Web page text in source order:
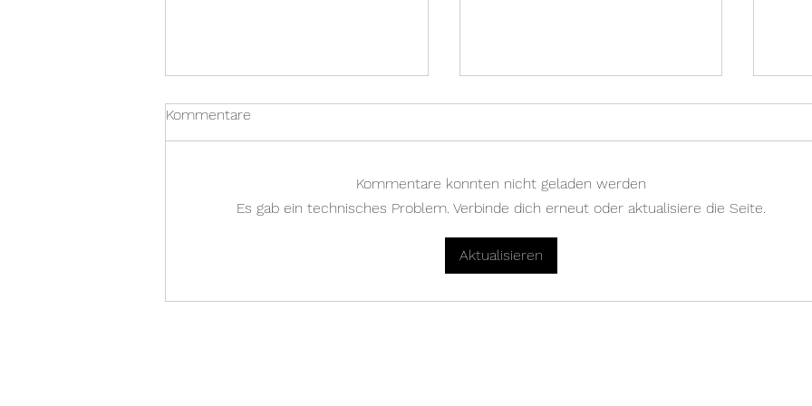
Eversolo DMP-A8 Gen. 2
Master Edition
Kommentare
Kommentare konnten nicht geladen werden
Es gab ein technisches Problem. Verbinde dich erneut oder aktualisiere die Seite.
Aktualisieren